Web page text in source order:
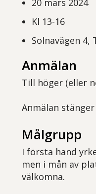
20 mars 2024
Kl 13-16
Solnavägen 4,
Anmälan
Till höger (eller
Anmälan
Målgrupp
I första hand
men i mån av
välkomna.